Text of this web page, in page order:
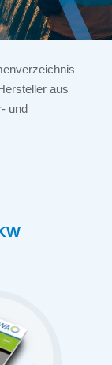
aus
und